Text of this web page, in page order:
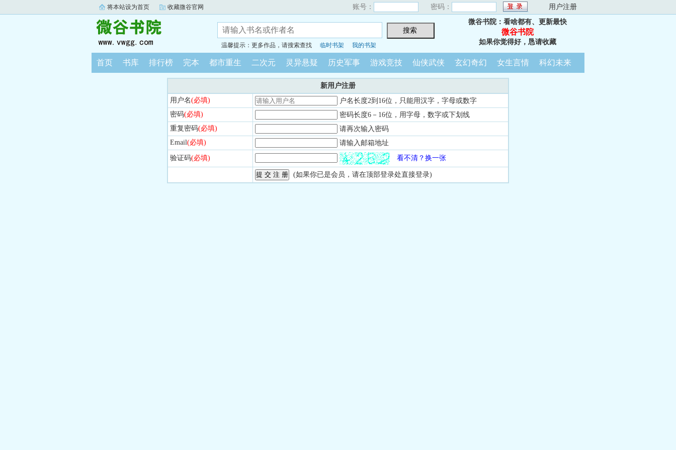
将本站设为首页 收藏微谷官网 账号： 密码： 用户注册
温馨提示：更多作品，请搜索查找 临时书架 我的书架
微谷书院：看啥都有、更新最快
微谷书院
如果你觉得好，恳请收藏
首页 书库 排行榜 完本 都市重生 二次元 灵异悬疑 历史军事 游戏竞技 仙侠武侠 玄幻奇幻 女生言情 科幻未来
新用户注册
用户名(必填)
户名长度2到16位，只能用汉字，字母或数字
密码(必填)
密码长度6－16位，用字母，数字或下划线
重复密码(必填)
请再次输入密码
Email(必填)
请输入邮箱地址
验证码(必填) 看不清？换一张
(如果你已是会员，请在顶部登录处直接登录)